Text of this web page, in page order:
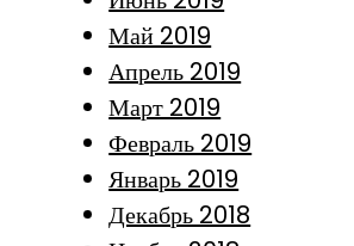
Май 2019
Апрель 2019
Март 2019
Февраль 2019
Январь 2019
Декабрь 2018